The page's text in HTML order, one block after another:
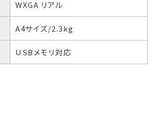
WXGA リアル
A4サイズ/2.3kg
USBメモリ対応